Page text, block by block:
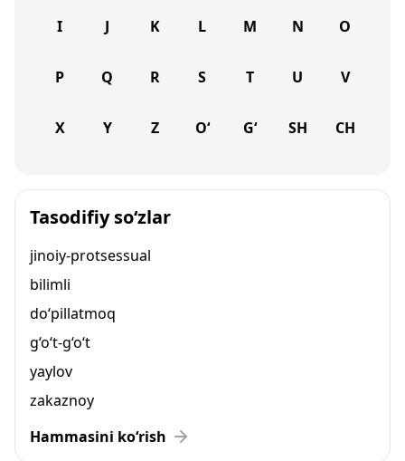
I J K L M N O
P Q R S T U V
X Y Z O‘ G‘ SH CH
Tasodifiy so‘zlar
jinoiy-protsessual
bilimli
do‘pillatmoq
g‘o‘t-g‘o‘t
yaylov
zakaznoy
Hammasini ko‘rish